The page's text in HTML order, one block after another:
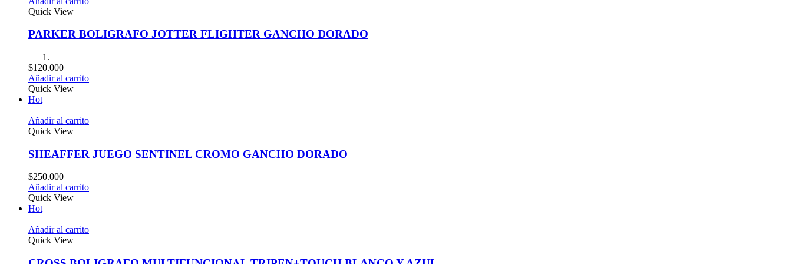
Quick View
PARKER BOLIGRAFO JOTTER FLIGHTER GANCHO DORADO
$120.000
Añadir al carrito
Quick View
Hot
Añadir al carrito
Quick View
SHEAFFER JUEGO SENTINEL CROMO GANCHO DORADO
$250.000
Añadir al carrito
Quick View
Hot
Añadir al carrito
Quick View